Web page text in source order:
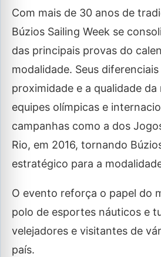
Com mais de 30 anos de
Búzios Sailing Week se
das principais provas do
modalidade. Seus diferenciais
proximidade e a qualidade da
equipes olímpicas e
campanhas como a dos
Rio, em 2016, tornando
estratégico para a
O evento reforça o papel do
polo de esportes náuticos e
velejadores e visitantes de
país.